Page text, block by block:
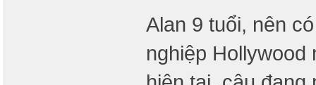
Alan 9 tuổi, nên
nghiệp Hollywood